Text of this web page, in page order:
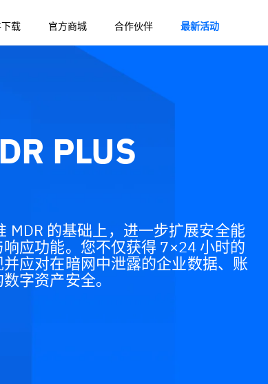
载 官方商城 合作伙伴 最新活动
PLUS
MDR 的基础上，进一步扩展安全能
应功能。您不仅获得 7×24 小时的
应对在暗网中泄露的企业数据、账
字资产安全。